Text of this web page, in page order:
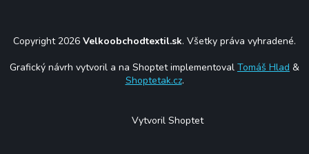
Copyright 2026 Velkoobchodtextil.sk. Všetky práva vyhradené.
Grafický návrh vytvoril a na Shoptet implementoval Tomáš Hlad &
Shoptetak.cz.
Vytvoril Shoptet